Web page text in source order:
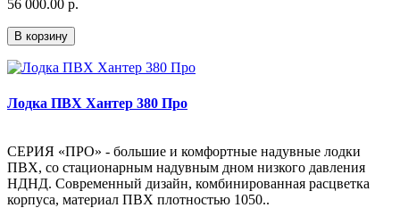
56 000.00 р.
В корзину
Лодка ПВХ Хантер 380 Про
СЕРИЯ «ПРО» - большие и комфортные надувные лодки
ПВХ, со стационарным надувным дном низкого давления
НДНД. Современный дизайн, комбинированная расцветка
корпуса, материал ПВХ плотностью 1050..